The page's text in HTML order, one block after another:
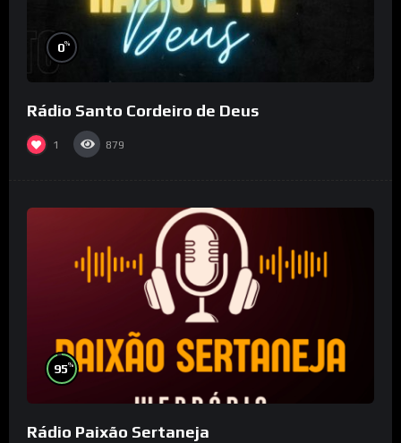
0%
Rádio Santo Cordeiro de Deus
1 879
95%
Rádio Paixão Sertaneja